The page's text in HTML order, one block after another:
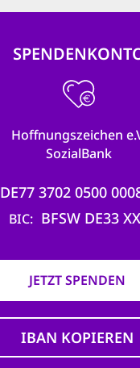
Hoffnungszeichen
SozialBank
DE77 3702 0500
BIC BFSW DE33
JETZT SPENDEN
IBAN KOPIEREN